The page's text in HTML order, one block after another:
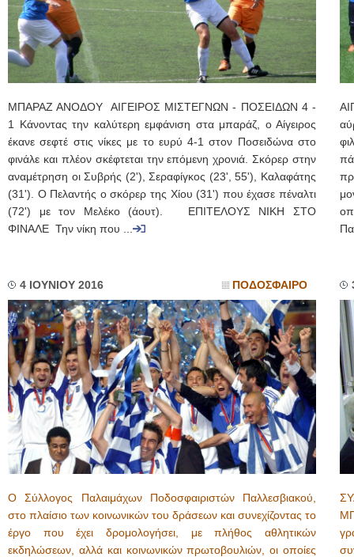
ΜΠΑΡΑΖ ΑΝΟΔΟΥ ΑΙΓΕΙΡΟΣ ΜΙΣΤΕΓΝΩΝ - ΠΟΣΕΙΔΩΝ 4 -
1 Κάνοντας την καλύτερη εμφάνιση στα μπαράζ, ο Αίγειρος
έκανε σεφτέ στις νίκες με το ευρύ 4-1 στον Ποσειδώνα στο
φινάλε και πλέον σκέφτεται την επόμενη χρονιά. Σκόρερ στην
αναμέτρηση οι Συβρής (2'), Σεραφίγκος (23', 55'), Καλαφάτης
(31'). Ο Πελαντής ο σκόρερ της Χίου (31') που έχασε πέναλτι
(72') με τον Μελέκο (άουτ). ΕΠΙΤΕΛΟΥΣ ΝΙΚΗ ΣΤΟ
ΦΙΝΑΛΕ Την νίκη που ...
4 ΙΟΥΝΙΟΥ 2016 ΠΟΔΟΣΦΑΙΡΟ
Ο Σύλλογος Παλαιμάχων Ποδοσφαιριστών Παλλεσβιακού,
στο πλαίσιο των κοινωνικών του δράσεων και συνεχίζοντας το
έργο που έχει δρομολογήσει, με πλήθος αθλητικών
εκδηλώσεων, αλλά και κοινωνικών πρωτοβουλιών, οι οποίες